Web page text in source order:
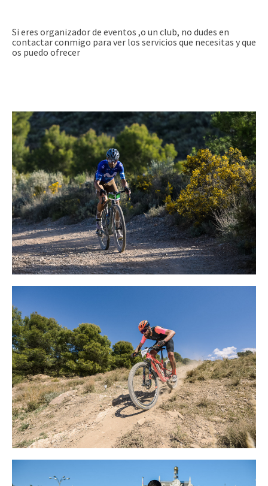
Si eres organizador de eventos ,o un club, no dudes en
contactar conmigo para ver los servicios que necesitas y que
os puedo ofrecer